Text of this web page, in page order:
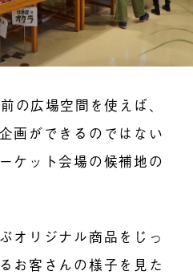
の広場空間を使えば、
画ができるのではない
ケット会場の候補地の
オリジナル商品をじっ
お客さんの様子を見た